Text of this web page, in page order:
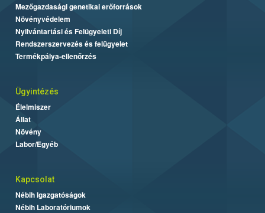
Mezőgazdasági genetikai erőforrások
Növényvédelem
Nyilvántartási és Felügyeleti Díj
Rendszerszervezés és felügyelet
Termékpálya-ellenőrzés
Ügyintézés
Élelmiszer
Állat
Növény
Labor/Egyéb
Kapcsolat
Nébih Igazgatóságok
Nébih Laboratóriumok